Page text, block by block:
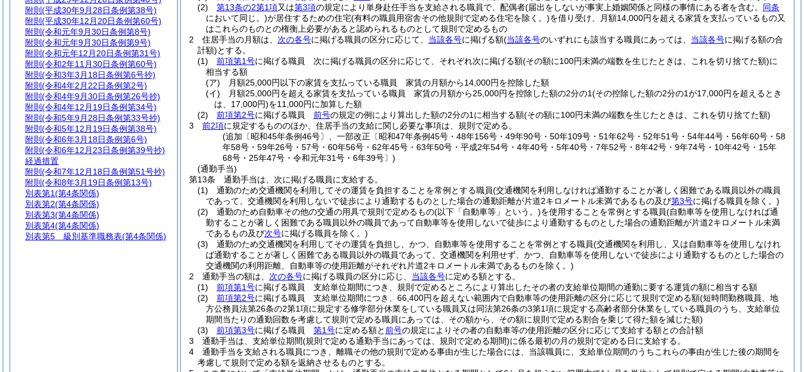
(2)
第13条の2第1項又は第3項の規定により単身赴任手当を支給される職員で、配偶者(届出をしないが事実上婚姻関係と同様の事情にある者を含む。 同条
において同じ。)が居住するための住宅(有料の職員用宿舎その他規則で定める住宅を除く。)を借り受け、月額14,000円を超える家賃を支払っているもの又
はこれらのものとの権衡上必要があると認められるものとして規則で定めるもの
2
住居手当の月額は、 次の各号に掲げる職員の区分に応じて、 当該各号に掲げる額(当該各号のいずれにも該当する職員にあっては、 当該各号に掲げる額の合
計額)とする。
(1)
前項第1号に掲げる職員 次に掲げる職員の区分に応じて、それぞれ次に掲げる額(その額に100円未満の端数を生じたときは、これを切り捨てた額)に
相当する額
(ア)
月額25,000円以下の家賃を支払っている職員 家賃の月額から14,000円を控除した額
(イ)
月額25,000円を超える家賃を支払っている職員 家賃の月額から25,000円を控除した額の2分の1(その控除した額の2分の1が17,000円を超えるとき
は、17,000円)を11,000円に加算した額
(2)
前項第2号に掲げる職員 前号の規定の例により算出した額の2分の1に相当する額(その額に100円未満の端数を生じたときは、これを切り捨てた額)
3
前2項に規定するもののほか、住居手当の支給に関し必要な事項は、規則で定める。
(追加〔昭和45年条例46号〕、一部改正〔昭和47年条例45号・48年156号・49年90号・50年109号・51年62号・52年51号・54年44号・56年60号・58
年58号・59年26号・57号・60年56号・62年45号・63年50号・平成2年54号・4年40号・5年40号・7年52号・8年42号・9年74号・10年42号・15年
68号・25年47号・令和元年31号・6年39号〕)
(通勤手当)
第13条
通勤手当は、次に掲げる職員に支給する。
(1)
通勤のため交通機関を利用してその運賃を負担することを常例とする職員(交通機関を利用しなければ通勤することが著しく困難である職員以外の職員
であって、交通機関を利用しないで徒歩により通勤するものとした場合の通勤距離が片道2キロメートル未満であるもの及び第3号に掲げる職員を除く。)
(2)
通勤のため自動車その他の交通の用具で規則で定めるもの(以下「自動車等」という。)を使用することを常例とする職員(自動車等を使用しなければ通
勤することが著しく困難である職員以外の職員であって自動車等を使用しないで徒歩により通勤するものとした場合の通勤距離が片道2キロメートル未満
であるもの及び次号に掲げる職員を除く。)
(3)
通勤のため交通機関を利用してその運賃を負担し、かつ、自動車等を使用することを常例とする職員(交通機関を利用し、又は自動車等を使用しなけれ
ば通勤することが著しく困難である職員以外の職員であって、交通機関を利用せず、かつ、自動車等を使用しないで徒歩により通勤するものとした場合の
交通機関の利用距離、自動車等の使用距離がそれぞれ片道2キロメートル未満であるものを除く。)
2
通勤手当の額は、 次の各号に掲げる職員の区分に応じ、 当該各号に定める額とする。
(1)
前項第1号に掲げる職員 支給単位期間につき、規則で定めるところにより算出したその者の支給単位期間の通勤に要する運賃の額に相当する額
(2)
前項第2号に掲げる職員 支給単位期間につき、66,400円を超えない範囲内で自動車等の使用距離の区分に応じて規則で定める額(短時間勤務職員、地
方公務員法第26条の2第1項に規定する修学部分休業をしている職員又は同法第26条の3第1項に規定する高齢者部分休業をしている職員のうち、支給単位
期間当たりの通勤回数を考慮して規則で定める職員にあっては、その額から、その額に規則で定める割合を乗じて得た額を減じた額)
(3)
前項第3号に掲げる職員 第1号に定める額と前号の規定によりその者の自動車等の使用距離の区分に応じて支給する額との合計額
3
通勤手当は、支給単位期間(規則で定める通勤手当にあっては、規則で定める期間)に係る最初の月の規則で定める日に支給する。
4
通勤手当を支給される職員につき、離職その他の規則で定める事由が生じた場合には、当該職員に、支給単位期間のうちこれらの事由が生じた後の期間を
考慮して規則で定める額を返納させるものとする。
附則 (平成30年9月28日条例第38号)
附則 (平成30年12月20日条例第60号)
附則 (令和元年9月30日条例第8号)
附則 (令和元年9月30日条例第9号)
附則 (令和元年12月20日条例第31号)
附則 (令和2年11月30日条例第60号)
附則 (令和3年3月18日条例第6号抄)
附則 (令和4年2月22日条例第2号)
附則 (令和4年9月30日条例第26号抄)
附則 (令和4年12月19日条例第34号)
附則 (令和5年9月28日条例第33号抄)
附則 (令和5年12月19日条例第38号)
附則 (令和6年3月18日条例第6号)
附則 (令和6年12月23日条例第39号抄)
経過措置
附則 (令和7年12月18日条例第51号抄)
附則 (令和8年3月19日条例第13号)
別表第1(第4条関係)
別表第2(第4条関係)
別表第3(第4条関係)
別表第4(第4条関係)
別表第5 級別基準職務表(第4条関係)